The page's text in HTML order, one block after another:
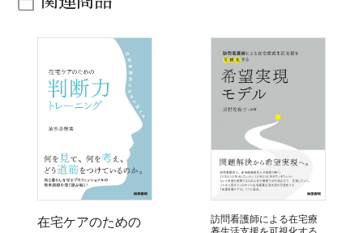
在宅ケアのための
訪問看護師による在宅療